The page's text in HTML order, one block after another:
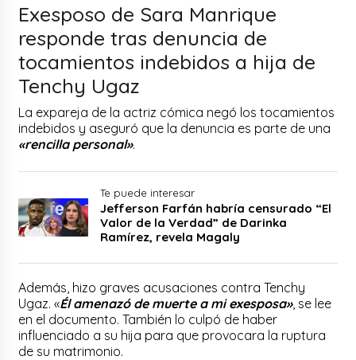
Exesposo de Sara Manrique
responde tras denuncia de
tocamientos indebidos a hija de
Tenchy Ugaz
La expareja de la actriz cómica negó los tocamientos
indebidos y aseguró que la denuncia es parte de una
«rencilla personal».
Te puede interesar
Jefferson Farfán habría censurado “El
Valor de la Verdad” de Darinka
Ramírez, revela Magaly
Además, hizo graves acusaciones contra Tenchy
Ugaz. «Él amenazó de muerte a mi exesposa», se lee
en el documento. También lo culpó de haber
influenciado a su hija para que provocara la ruptura
de su matrimonio.